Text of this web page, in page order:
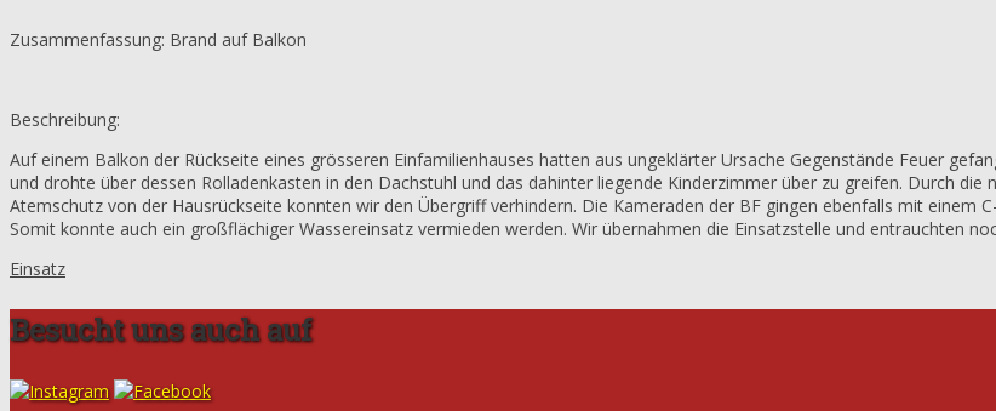
Zusammenfassung: Brand auf Balkon
Beschreibung:
Auf einem Balkon der Rückseite eines grösseren Einfamilienhauses hatten aus ungeklärter Ursache Gegenstände Feuer
und drohte über dessen Rolladenkasten in den Dachstuhl und das dahinter liegende Kinderzimmer über zu greifen. Durch
Atemschutz von der Hausrückseite konnten wir den Übergriff verhindern. Die Kameraden der BF gingen ebenfalls mit einem
Somit konnte auch ein großflächiger Wassereinsatz vermieden werden. Wir übernahmen die Einsatzstelle und entrauchten
Einsatz
Besucht uns auch auf